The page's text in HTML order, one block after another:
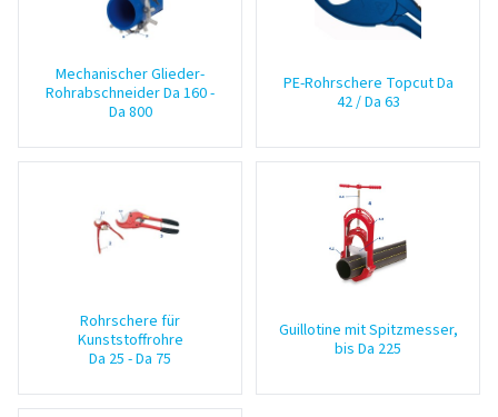
Mechanischer Glieder-
Rohrabschneider Da 160 -
Da 800
PE-Rohrschere Topcut Da
42 / Da 63
Rohrschere für
Kunststoffrohre
Da 25 - Da 75
Guillotine mit Spitzmesser,
bis Da 225